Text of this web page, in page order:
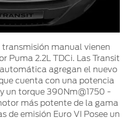
transmisión manual vienen
Puma 2.2L TDCi. Las Transit
agregan el nuevo
cuenta con una potencia
un torque 390Nm@1750 -
más potente de la gama
de emisión Euro VI Posee un